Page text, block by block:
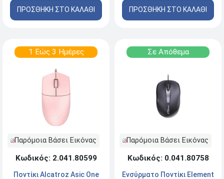
ΠΡΟΣΘΗΚΗ ΣΤΟ ΚΑΛΑΘΙ ΠΡΟΣΘΗΚΗ ΣΤΟ ΚΑΛΑΘΙ
1 Εώς 3 Ημέρες
Παρόμοια Βάσει Εικόνας
Κωδικός: 2.041.80599
Ποντίκι Alcatroz Asic One
Σε Απόθεμα
Παρόμοια Βάσει Εικόνας
Κωδικός: 0.041.80758
Ενσύρματο Ποντίκι Element